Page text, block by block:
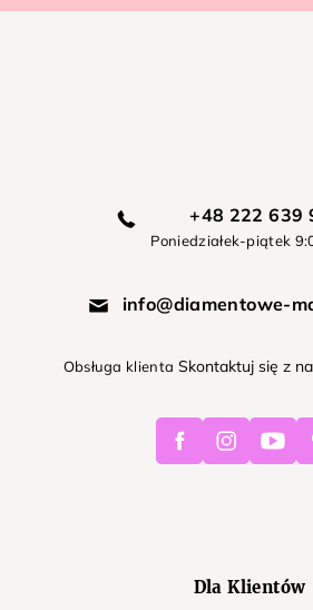
+48 222 639
Poniedziałek-piątek
info@diamentowe-
Obsługa klienta Skontaktuj się z
FacebookInstagram
Dla Klientów